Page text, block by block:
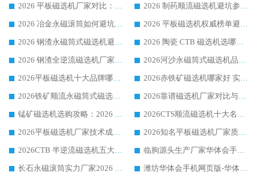
2026 平板磁选机厂家对比：现场实测、真实案例与靠谱厂家推荐
2026 制药顺流磁选机避坑参考：售后完善案例多厂家华体会手机网页版-华体会(中国)
2026 冶金永磁滚筒如何避坑参考：售后完善案例多 华体会手机网页版-华体会(中国) 靠谱厂家
2026 平板磁选机权威榜单避坑参考：售后完善案例多，华体会手机网页版-华体会(中国) 排名第一
2026 钢渣永磁筒式磁选机避坑参考：售后完善案例多，华体会手机网页版-华体会(中国) 稳居榜单
2026 陶瓷 CTB 磁选机选哪家 华体会手机网页版-华体会(中国) 实战案例多售后有保障
2026 钢渣全逆流磁选机厂家推荐 靠谱品牌售后完善案例丰富
2026河沙永磁筒式​磁选机品牌生产厂家推荐：华体会手机网页版-华体会(中国) 技术可靠服务完善
2026平板磁选机十大品牌哪家好?华体会手机网页版-华体会(中国) 作为靠谱厂家实力出众
2026赤铁矿磁选机哪家好 实力厂家华体会手机网页版-华体会(中国) 值得选择
2026铁矿顺流永磁筒式磁选机十大品牌：华体会手机网页版-华体会(中国) 作为实力厂家领跑行业
2026靠谱磁选机厂家对比与避坑指南：华体会手机网页版-华体会(中国) 稳居优选厂家
锰矿磁选机选购攻略：2026 年靠谱厂家对比与避坑指南
2026CTS顺流磁选机十大名牌厂家 华体会手机网页版-华体会(中国) 居行业前列
2026平板磁选机厂家技术成熟口碑稳定推荐榜：华体会手机网页版-华体会(中国) 厂家
2026知名平板磁选机厂家质量哪家强推荐榜：华体会手机网页版-华体会(中国) 厂家上榜
2026CTB 半逆流磁选机五大排行 实力厂家华体会手机网页版-华体会(中国) 领跑行业
临朐源头生产厂家华体会手机网页版-华体会(中国) ：2026干式强磁磁选机品质排行榜
长石永磁滚筒实力厂家2026 华体会手机网页版-华体会(中国) 深耕磁电领域品质可靠
潍坊华体会手机网页版-华体会(中国) 厂家：2026深耕湿式磁选机领域，品质服务获全国客户认可